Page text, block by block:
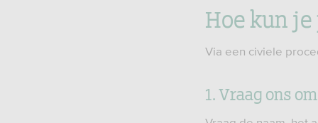
Hoe kun
Via een civiele
1. Vraag ons